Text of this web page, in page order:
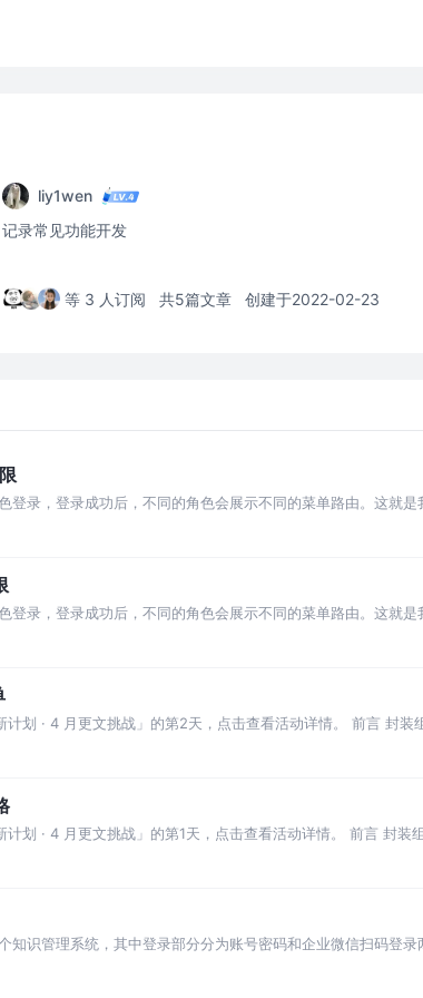
liy1wen
记录常见功能开发
等 3 人订阅 共5篇文章 创建于2022-02-23
登录，登录成功后，不同的角色会展示不同的菜单路由。这就
是由前端使用addRoutes（V3版本
登录，登录成功后，不同的角色会展示不同的菜单路由。这就
是由前端使用addRoutes（V3版本
划 · 4 月更文挑战」的第2天，点击查看活动详情。 前言 封装
用插槽、组件等增加组件的可
划 · 4 月更文挑战」的第1天，点击查看活动详情。 前言 封装
用插槽、组件等去增加组件的
知识管理系统，其中登录部分分为账号密码和企业微信扫码登录
流程 企业微信提供了OAuth的扫码登录